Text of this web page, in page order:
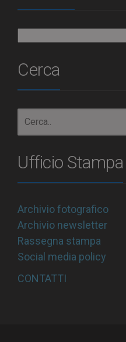
Cerca
Ufficio Stampa
Archivio fotografico
Archivio newsletter
Rassegna stampa
Social media policy
CONTATTI